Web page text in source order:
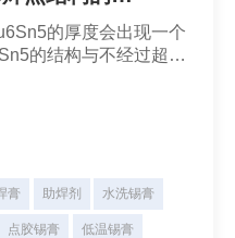
的厚度会出现一个
的结构与不经过超声
膏 助焊剂 水洗锡膏
点胶锡膏 低温锡膏